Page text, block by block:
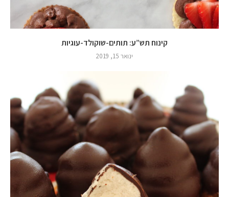
קינוח תש”ע: תותים-שוקולד-עוגיות
ינואר 15, 2019